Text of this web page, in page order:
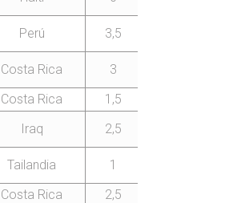
Perú
3,5
Costa Rica
3
Costa Rica
1,5
Iraq
2,5
Tailandia
1
Costa Rica
2,5